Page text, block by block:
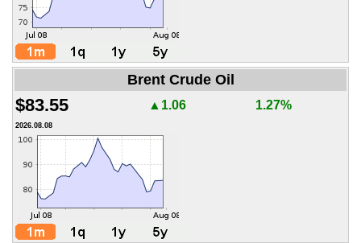
Brent Crude Oil
$83.55 ▲1.06 1.27%
2026.08.08